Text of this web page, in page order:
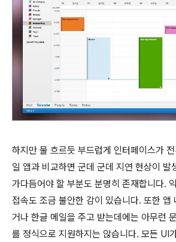
하지만 물 흐르듯 부드럽게 인터페이스가
일 앱과 비교하면 군데 군데 지연 현상이 발
가다듬어야 할 부분도 분명히 존재합니다.
접속도 조금 불안한 감이 있습니다. 또한 앱
거나 한글 메일을 주고 받는데에는 아무런
를 정식으로 지원하지는 않습니다. 모든 UI